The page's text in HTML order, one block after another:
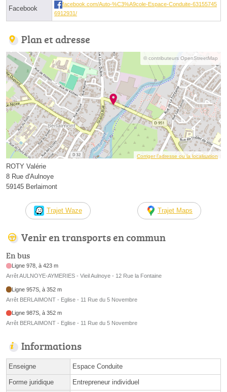
Facebook
facebook.com/Auto-%C3%A9cole-Espace-Conduite-63155745
6912931/
Plan et adresse
© contributeurs OpenStreetMap
Corriger l’adresse ou la localisation
ROTY Valérie
8 Rue d'Aulnoye
59145 Berlaimont
Trajet Waze Trajet Maps
Venir en transports en commun
En bus
Ligne 978, à 423 m
Arrêt AULNOYE-AYMERIES - Vieil Aulnoye - 12 Rue la Fontaine
Ligne 957S, à 352 m
Arrêt BERLAIMONT - Eglise - 11 Rue du 5 Novembre
Ligne 987S, à 352 m
Arrêt BERLAIMONT - Eglise - 11 Rue du 5 Novembre
Informations
Enseigne Espace Conduite
Forme juridique Entrepreneur individuel